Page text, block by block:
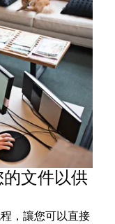
文件以供
，讓您可以直接